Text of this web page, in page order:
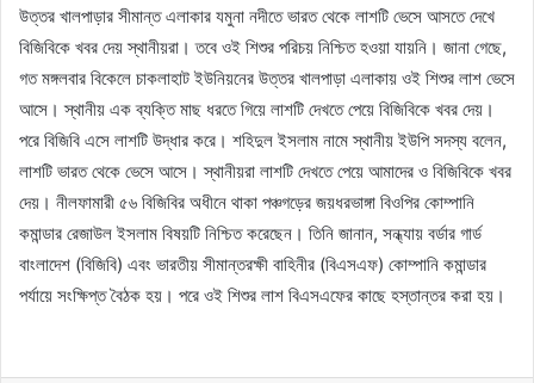
উত্তর খালপাড়ার সীমান্ত এলাকার যমুনা নদীতে ভারত থেকে লাশটি ভেসে আসতে দেখে
বিজিবিকে খবর দেয় স্থানীয়রা। তবে ওই শিশুর পরিচয় নিশ্চিত হওয়া যায়নি। জানা গেছে,
গত মঙ্গলবার বিকেলে চাকলাহাট ইউনিয়নের উত্তর খালপাড়া এলাকায় ওই শিশুর লাশ ভেসে
আসে। স্থানীয় এক ব্যক্তি মাছ ধরতে গিয়ে লাশটি দেখতে পেয়ে বিজিবিকে খবর দেয়।
পরে বিজিবি এসে লাশটি উদ্ধার করে। শহিদুল ইসলাম নামে স্থানীয় ইউপি সদস্য বলেন,
লাশটি ভারত থেকে ভেসে আসে। স্থানীয়রা লাশটি দেখতে পেয়ে আমাদের ও বিজিবিকে খবর
দেয়। নীলফামারী ৫৬ বিজিবির অধীনে থাকা পঞ্চগড়ের জয়ধরভাঙ্গা বিওপির কোম্পানি
কমান্ডার রেজাউল ইসলাম বিষয়টি নিশ্চিত করেছেন। তিনি জানান, সন্ধ্যায় বর্ডার গার্ড
বাংলাদেশ (বিজিবি) এবং ভারতীয় সীমান্তরক্ষী বাহিনীর (বিএসএফ) কোম্পানি কমান্ডার
পর্যায়ে সংক্ষিপ্ত বৈঠক হয়। পরে ওই শিশুর লাশ বিএসএফের কাছে হস্তান্তর করা হয়।